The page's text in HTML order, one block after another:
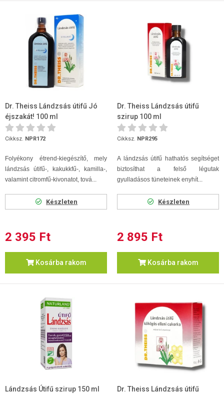
Dr. Theiss Lándzsás útifű Jó
éjszakát! 100 ml
Cikksz. NPR172
Folyékony étrend-kiegészítő, mely
lándzsás útifű-, kakukkfű-, kamilla-,
valamint citromfű-kivonatot, tová...
Készleten
2 395 Ft
Kosárba rakom
Dr. Theiss Lándzsás útifű
szirup 100 ml
Cikksz. NPR295
A lándzsás útifű hathatós segítséget
biztosíthat a felső légutak
gyulladásos tüneteinek enyhít...
Készleten
2 895 Ft
Kosárba rakom
Lándzsás Útifű szirup 150 ml
Dr. Theiss Lándzsás útifű